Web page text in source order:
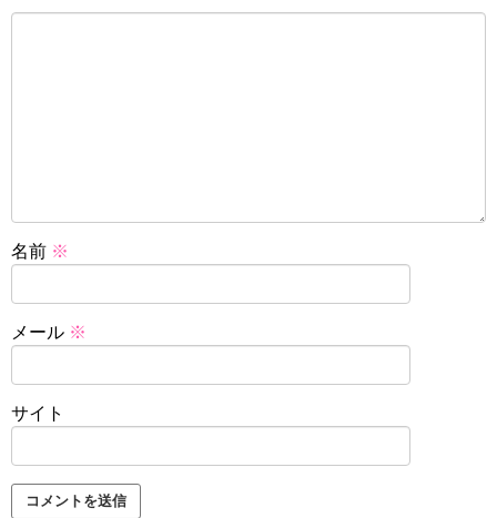
名前 ※
メール ※
サイト